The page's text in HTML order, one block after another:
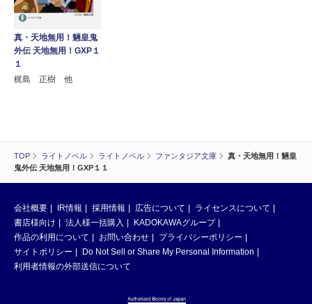
TOP ライトノベル ライトノベル ファンタジア文庫
真・天地無用！魎皇
鬼外伝 天地無用！GXP１１
真・天地無用！魎皇鬼
外伝 天地無用！GXP１
１
梶島 正樹 他
会社概要 IR情報 採用情報 広告について
ライセンスについて
書店様向け
法人様一括購入
KADOKAWAグループ
作品の利用について
お問い合わせ
プライバシーポリシー
サイトポリシー
Do Not Sell or Share My Personal Information
利用者情報の外部送信について